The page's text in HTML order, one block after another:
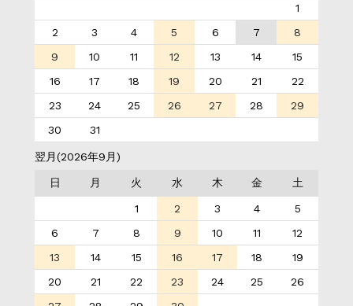
1
2
3 4 5 6 7
8
9
10 11 12 13 14
15
16
17 18 19 20 21
22
23
24 25 26 27 28
29
30
31
翌月(2026年9月)
日 月 火 水 木 金 土
1 2 3 4
5
6
7 8 9 10 11
12
13
14 15 16 17 18
19
20
21 22 23 24 25
26